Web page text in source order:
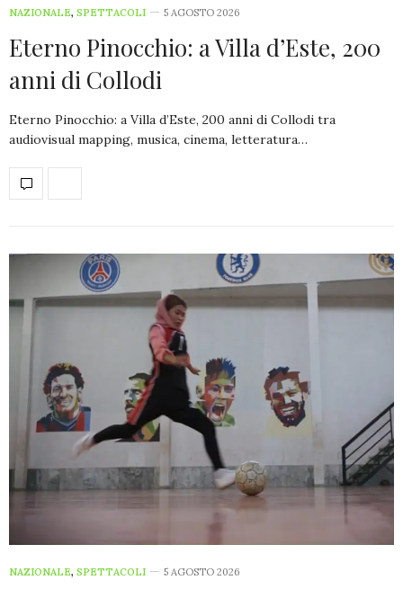
NAZIONALE, SPETTACOLI 5 AGOSTO 2026
Eterno Pinocchio: a Villa d’Este, 200
anni di Collodi
Eterno Pinocchio: a Villa d’Este, 200 anni di Collodi tra
audiovisual mapping, musica, cinema, letteratura…
NAZIONALE, SPETTACOLI 5 AGOSTO 2026